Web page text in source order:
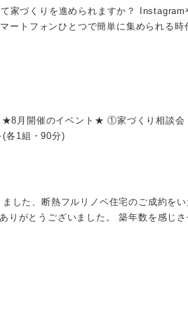
家づくりを進められますか？ Instagram
ートフォンひとつで簡単に集められる時
月開催のイベント★ ①家づくり相談会
各1組・90分)
した、断熱フルリノベ住宅のご成約を
りがとうございました。 築年数を感じ